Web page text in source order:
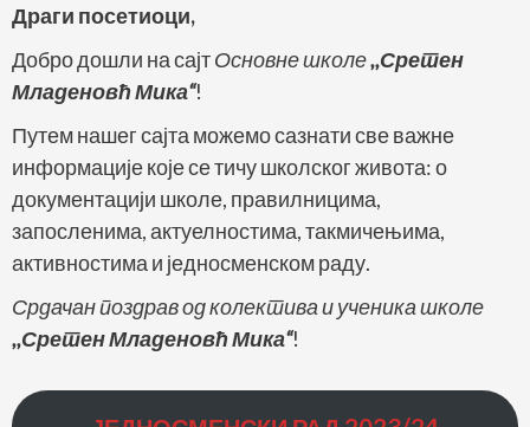
Драги посетиоци,
Добро дошли на сајтОсновне школе,,Сретен
Младеновћ Мика“!
Путем нашег сајта можемо сазнати све важне
информације које се тичу школског живота: о
документацији школе, правилницима,
запосленима, актуелностима, такмичењима,
активностима и једносменском раду.
Срдачан поздрав од колектива и ученика школе
,,Сретен Младеновћ Мика“!